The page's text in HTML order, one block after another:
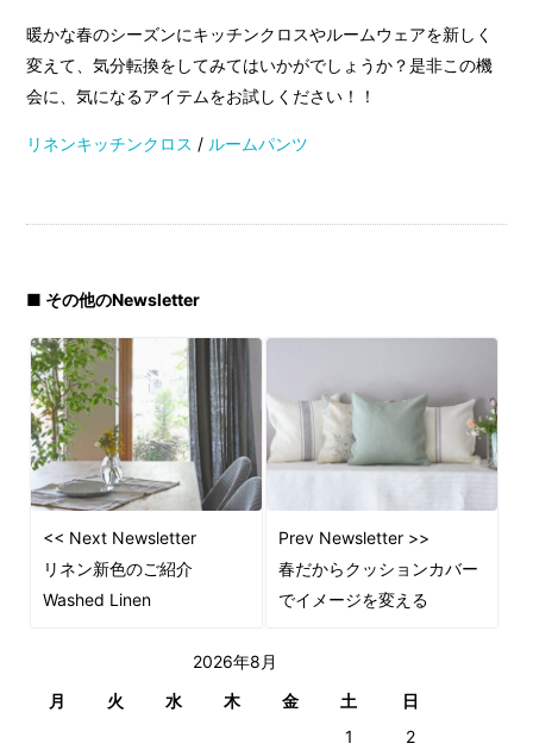
暖かな春のシーズンにキッチンクロスやルームウェアを新しく
変えて、気分転換をしてみてはいかがでしょうか？是非この機
会に、気になるアイテムをお試しください！！
リネンキッチンクロス / ルームパンツ
■ その他のNewsletter
<< Next Newsletter
リネン新色のご紹介
Washed Linen
Prev Newsletter >>
春だからクッションカバー
でイメージを変える
2026年8月
月
火 水 木 金 土 日
1
2